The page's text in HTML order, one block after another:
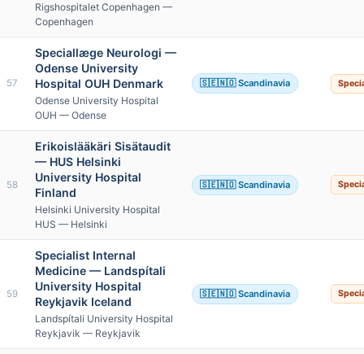
Rigshospitalet Copenhagen —
Copenhagen
57
Speciallæge Neurologi —
Odense University
Hospital OUH Denmark
Odense University Hospital
OUH — Odense
🇸🇪🇳🇴 Scandinavia
58
Erikoislääkäri Sisätaudit
— HUS Helsinki
University Hospital
Finland
Helsinki University Hospital
HUS — Helsinki
🇸🇪🇳🇴 Scandinavia
59
Specialist Internal
Medicine — Landspítali
University Hospital
Reykjavik Iceland
Landspítali University Hospital
Reykjavik — Reykjavik
🇸🇪🇳🇴 Scandinavia